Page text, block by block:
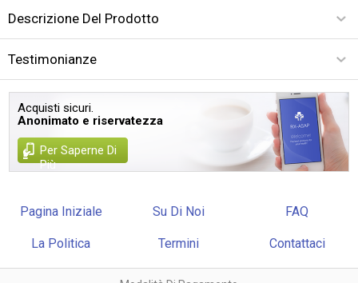
Descrizione Del Prodotto
Testimonianze
Acquisti sicuri.
Anonimato e riservatezza
Per Saperne Di
Più
Pagina Iniziale Su Di Noi FAQ
La Politica Termini Contattaci